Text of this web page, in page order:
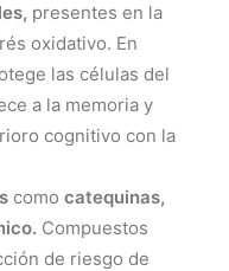
presentes en la
oxidativo. En
las células del
a la memoria y
cognitivo con la
como catequinas,
Compuestos
de riesgo de